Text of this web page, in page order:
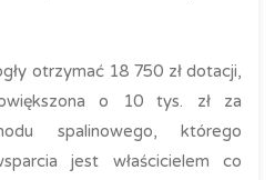
otrzymać 18 750 zł dotacji,
o 10 tys. zł za
spalinowego, którego
jest właścicielem co